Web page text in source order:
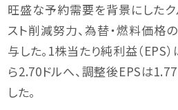
旺盛な予約需要を背景にしたク
スト削減努力、為替・燃料価格
与した。1株当たり純利益（EPS
ら2.70ドルへ、調整後EPSは
した。